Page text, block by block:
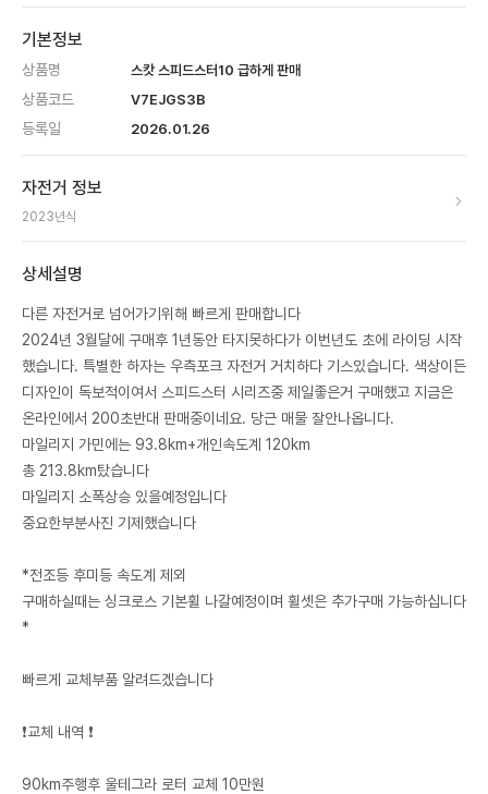
기본정보
상품명 스캇 스피드스터10 급하게 판매
상품코드 V7EJGS3B
등록일 2026.01.26
자전거 정보
2023년식
상세설명
다른 자전거로 넘어가기위해 빠르게 판매합니다
2024년 3월달에 구매후 1년동안 타지못하다가 이번년도 초에 라이딩 시작
했습니다. 특별한 하자는 우측포크 자전거 거치하다 기스있습니다. 색상이든
디자인이 독보적이여서 스피드스터 시리즈중 제일좋은거 구매했고 지금은
온라인에서 200초반대 판매중이네요. 당근 매물 잘안나옵니다.
마일리지 가민에는 93.8km+개인속도계 120km
총 213.8km탔습니다
마일리지 소폭상승 있을예정입니다
중요한부분사진 기제했습니다
*전조등 후미등 속도계 제외
구매하실때는 싱크로스 기본휠 나갈예정이며 휠셋은 추가구매 가능하십니다
*
빠르게 교체부품 알려드겠습니다
❗️교체 내역 ❗️
90km주행후 울테그라 로터 교체 10만원